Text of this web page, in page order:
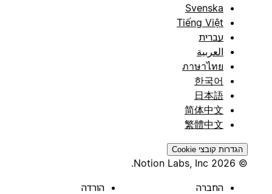
Svenska
Tiếng Việt
עברית
العربية
ภาษาไทย
한국어
日本語
简体中文
繁體中文
הגדרות קובצי Cookie
החברה
הורדה